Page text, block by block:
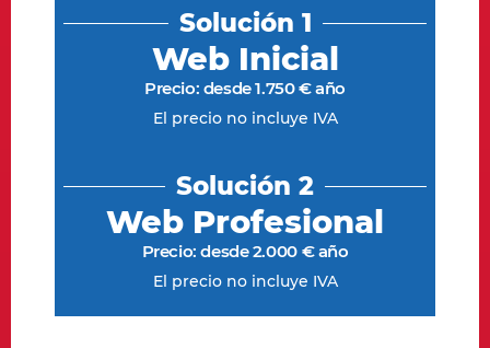
Solución 1
Web Inicial
Precio: desde 1.750 € año
El precio no incluye IVA
Solución 2
Web Profesional
Precio: desde 2.000 € año
El precio no incluye IVA